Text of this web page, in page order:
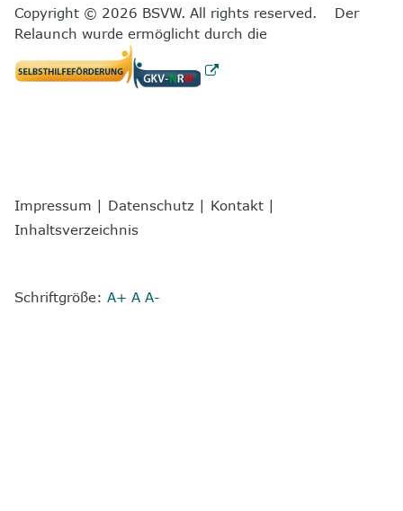
Copyright © 2026 BSVW. All rights reserved. Der
Relaunch wurde ermöglicht durch die
Impressum | Datenschutz | Kontakt |
Inhaltsverzeichnis
Schriftgröße: A+ A A-